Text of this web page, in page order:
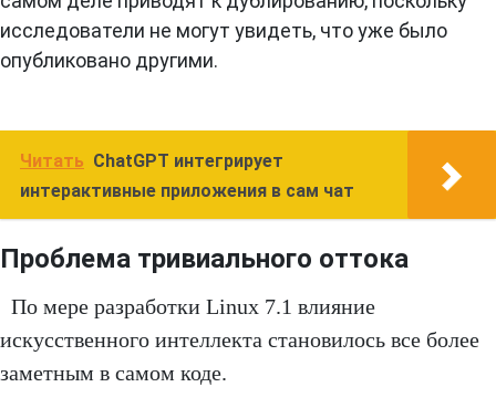
исследователи не могут увидеть, что уже было
опубликовано другими.
Читать ChatGPT интегрирует
интерактивные приложения в сам чат
Проблема тривиального оттока
По мере разработки Linux 7.1 влияние
искусственного интеллекта становилось все более
заметным в самом коде.